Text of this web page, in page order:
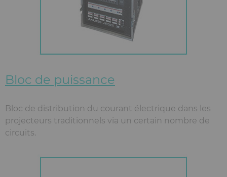
Bloc de puissance
Bloc de distribution du courant électrique dans les
projecteurs traditionnels via un certain nombre de
circuits.